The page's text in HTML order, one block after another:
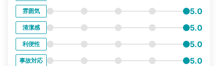
雰囲気 5.0
清潔感 5.0
利便性 5.0
事故対応 5.0